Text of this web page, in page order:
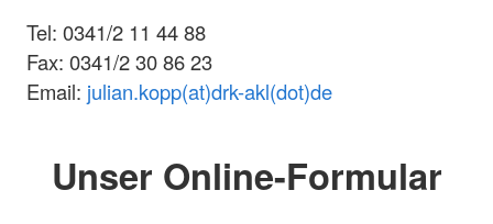
Tel: 0341/2 11 44 88
Fax: 0341/2 30 86 23
Email: julian.kopp(at)drk-akl(dot)de
Unser Online-Formular